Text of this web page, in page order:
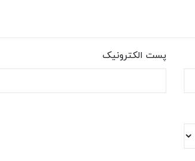
پست الکترونیک